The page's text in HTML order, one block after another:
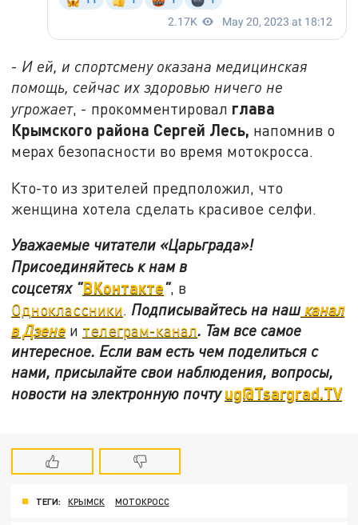
- И ей, и спортсмену оказана медицинская
помощь, сейчас их здоровью ничего не
угрожает, - прокомментировал глава
Крымского района Сергей Лесь, напомнив о
мерах безопасности во время мотокросса.
Кто-то из зрителей предположил, что
женщина хотела сделать красивое селфи.
Уважаемые читатели «Царьграда»!
Присоединяйтесь к нам в
соцсетях "ВКонтакте", в
Одноклассники. Подписывайтесь на нашканал
в Дзене и телеграм-канал. Там все самое
интересное. Если вам есть чем поделиться с
нами, присылайте свои наблюдения, вопросы,
новости на электронную почтуug@Tsargrad.TV
ТЕГИ: КРЫМСК МОТОКРОСС